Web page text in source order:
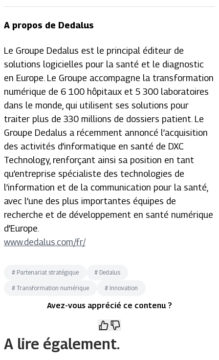
A propos de Dedalus
Le Groupe Dedalus est le principal éditeur de
solutions logicielles pour la santé et le diagnostic
en Europe. Le Groupe accompagne la transformation
numérique de 6 100 hôpitaux et 5 300 laboratoires
dans le monde, qui utilisent ses solutions pour
traiter plus de 330 millions de dossiers patient. Le
Groupe Dedalus a récemment annoncé l’acquisition
des activités d’informatique en santé de DXC
Technology, renforçant ainsi sa position en tant
qu’entreprise spécialiste des technologies de
l’information et de la communication pour la santé,
avec l’une des plus importantes équipes de
recherche et de développement en santé numérique
d’Europe.
www.dedalus.com/fr/
# Partenariat stratégique # Dedalus
# Transformation numérique # Innovation
Avez-vous apprécié ce contenu ?
A lire également.